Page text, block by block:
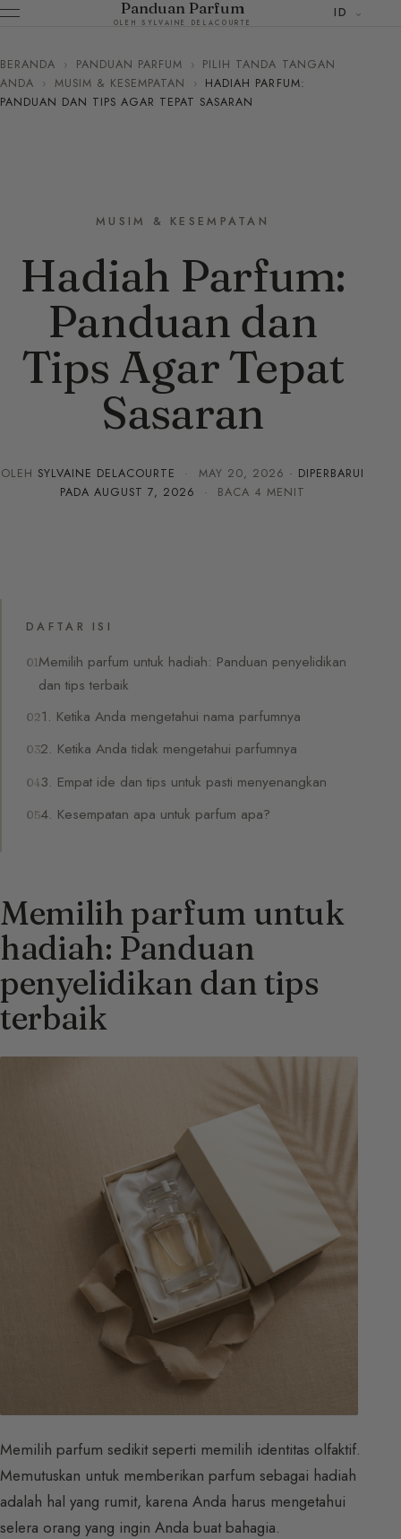
Panduan Parfum
OLEH SYLVAINE DELACOURTE
ID
BERANDA › PANDUAN PARFUM › PILIH TANDA TANGAN
ANDA
› MUSIM & KESEMPATAN › HADIAH PARFUM:
PANDUAN DAN TIPS AGAR TEPAT SASARAN
MUSIM & KESEMPATAN
Hadiah Parfum:
Panduan dan
Tips Agar Tepat
Sasaran
OLEH SYLVAINE DELACOURTE · MAY 20, 2026 · DIPERBARUI
PADA AUGUST 7, 2026 · BACA 4 MENIT
DAFTAR ISI
Memilih parfum untuk hadiah: Panduan penyelidikan
dan tips terbaik
1. Ketika Anda mengetahui nama parfumnya
2. Ketika Anda tidak mengetahui parfumnya
3. Empat ide dan tips untuk pasti menyenangkan
4. Kesempatan apa untuk parfum apa?
Memilih parfum untuk
hadiah: Panduan
penyelidikan dan tips
terbaik
Memilih parfum sedikit seperti memilih identitas olfaktif.
Memutuskan untuk memberikan parfum sebagai hadiah
adalah hal yang rumit, karena Anda harus mengetahui
selera orang yang ingin Anda buat bahagia.